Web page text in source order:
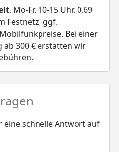
. Mo-Fr. 10-15 Uhr. 0,69
Festnetz, ggf.
Bei einer
ab 300 € erstatten wir
eine schnelle Antwort auf